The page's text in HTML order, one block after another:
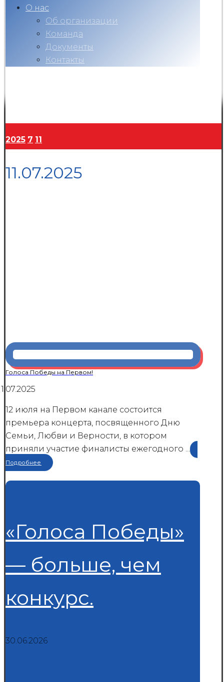
О нас
Об организации
Команда
Документы
Контакты
2025 7 11
11.07.2025
Голоса Победы на Первом!
12 июля на Первом канале состоится
премьера концерта, посвященного Дню
Семьи, Любви и Верности, в котором
приняли участие финалисты ежегодного ...
Подробнее
Последние новости
«Голоса Победы»
— больше, чем
конкурс.
30.06.2026